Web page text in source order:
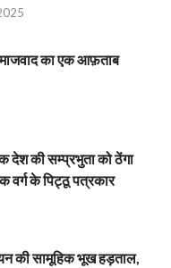
का एक आफ़ताब
देश की सम्प्रभुता को ठेंगा
वर्ग के पिट्ठू पत्रकार
की सामूहिक भूख हड़ताल,